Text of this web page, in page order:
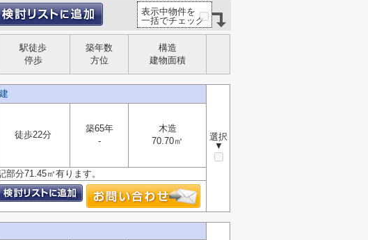
表示中物件を
一括でチェック
駅徒歩
停歩
築年数
方位
構造
建物面積
選択
▼
徒歩22分
築65年
-
木造
70.70㎡
分71.45㎡有ります。